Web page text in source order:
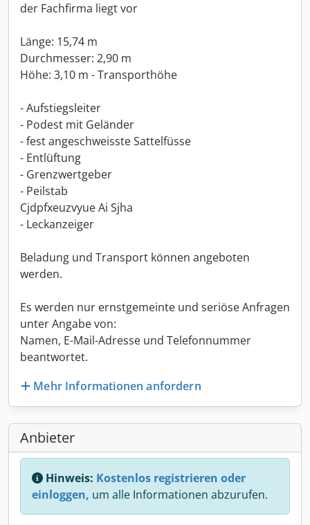
der Fachfirma liegt vor
Länge: 15,74 m
Durchmesser: 2,90 m
Höhe: 3,10 m - Transporthöhe
- Aufstiegsleiter
- Podest mit Geländer
- fest angeschweisste Sattelfüsse
- Entlüftung
- Grenzwertgeber
- Peilstab
Cjdpfxeuzvyue Ai Sjha
- Leckanzeiger
Beladung und Transport können angeboten
werden.
Es werden nur ernstgemeinte und seriöse Anfragen
unter Angabe von:
Namen, E-Mail-Adresse und Telefonnummer
beantwortet.
Mehr Informationen anfordern
Anbieter
Hinweis: Kostenlos registrieren oder
einloggen, um alle Informationen abzurufen.